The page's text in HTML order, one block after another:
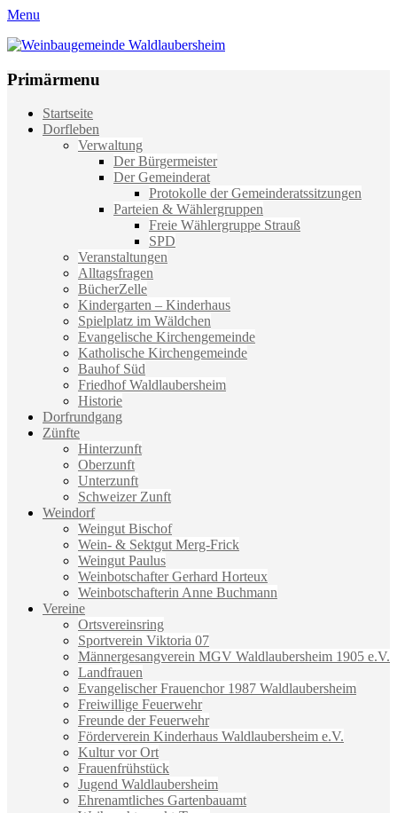
Menu
Weinbaugemeinde Waldlaubersheim
Primärmenu
Weiter
zum
Startseite
Dorfleben
Verwaltung
Der Bürgermeister
Der Gemeinderat
Protokolle der Gemeinderatssitzungen
Parteien & Wählergruppen
Freie Wählergruppe Strauß
SPD
Veranstaltungen
Alltagsfragen
BücherZelle
Kindergarten – Kinderhaus
Spielplatz im Wäldchen
Evangelische Kirchengemeinde
Katholische Kirchengemeinde
Bauhof Süd
Friedhof Waldlaubersheim
Historie
Dorfrundgang
Zünfte
Hinterzunft
Oberzunft
Unterzunft
Schweizer Zunft
Weindorf
Weingut Bischof
Wein- & Sektgut Merg-Frick
Weingut Paulus
Weinbotschafter Gerhard Horteux
Weinbotschafterin Anne Buchmann
Vereine
Ortsvereinsring
Sportverein Viktoria 07
Männergesangverein MGV Waldlaubersheim 1905 e.V.
Landfrauen
Evangelischer Frauenchor 1987 Waldlaubersheim
Freiwillige Feuerwehr
Freunde der Feuerwehr
Förderverein Kinderhaus Waldlaubersheim e.V.
Kultur vor Ort
Frauenfrühstück
Jugend Waldlaubersheim
Ehrenamtliches Gartenbauamt